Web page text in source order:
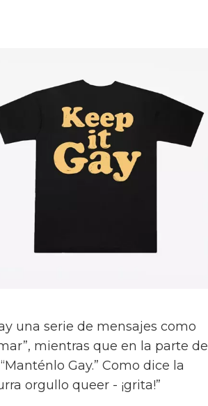
una serie de mensajes como
mientras que en la parte de
Gay.” Como dice la
orgullo queer - ¡grita!”